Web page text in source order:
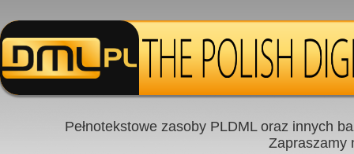
Pełnotekstowe zasoby PLDML oraz innych
Zapraszamy